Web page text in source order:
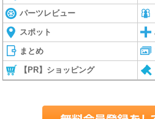
パーツレビュー
スポット
まとめ
【PR】ショッピング